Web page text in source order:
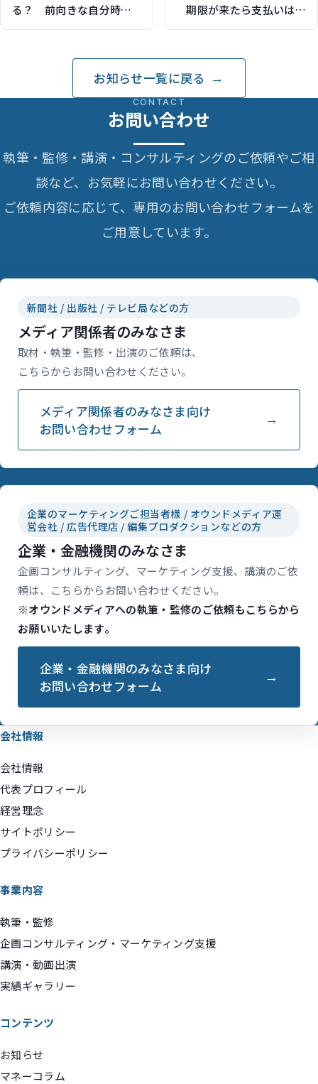
る？ 前向きな自分時間
の使い方（日経ウーマン
期限が来たら支払いはど
うなる？（マイナビニュ
お知らせ一覧に戻る
CONTACT
お問い合わせ
執筆・監修・講演・コンサルティングのご依頼やご相
談など、お気軽にお問い合わせください。
ご依頼内容に応じて、専用のお問い合わせフォームを
ご用意しています。
新聞社 / 出版社 / テレビ局などの方
メディア関係者のみなさま
取材・執筆・監修・出演のご依頼は、
こちらからお問い合わせください。
メディア関係者のみなさま向け
お問い合わせフォーム
企業のマーケティングご担当者様 / オウンドメディア運
営会社 / 広告代理店 / 編集プロダクションなどの方
企業・金融機関のみなさま
企画コンサルティング、マーケティング支援、講演のご依
頼は、こちらからお問い合わせください。
※オウンドメディアへの執筆・監修のご依頼もこちらから
お願いいたします。
企業・金融機関のみなさま向け
お問い合わせフォーム
会社情報
会社情報
代表プロフィール
経営理念
サイトポリシー
プライバシーポリシー
事業内容
執筆・監修
企画コンサルティング・マーケティング支援
講演・動画出演
実績ギャラリー
コンテンツ
お知らせ
マネーコラム